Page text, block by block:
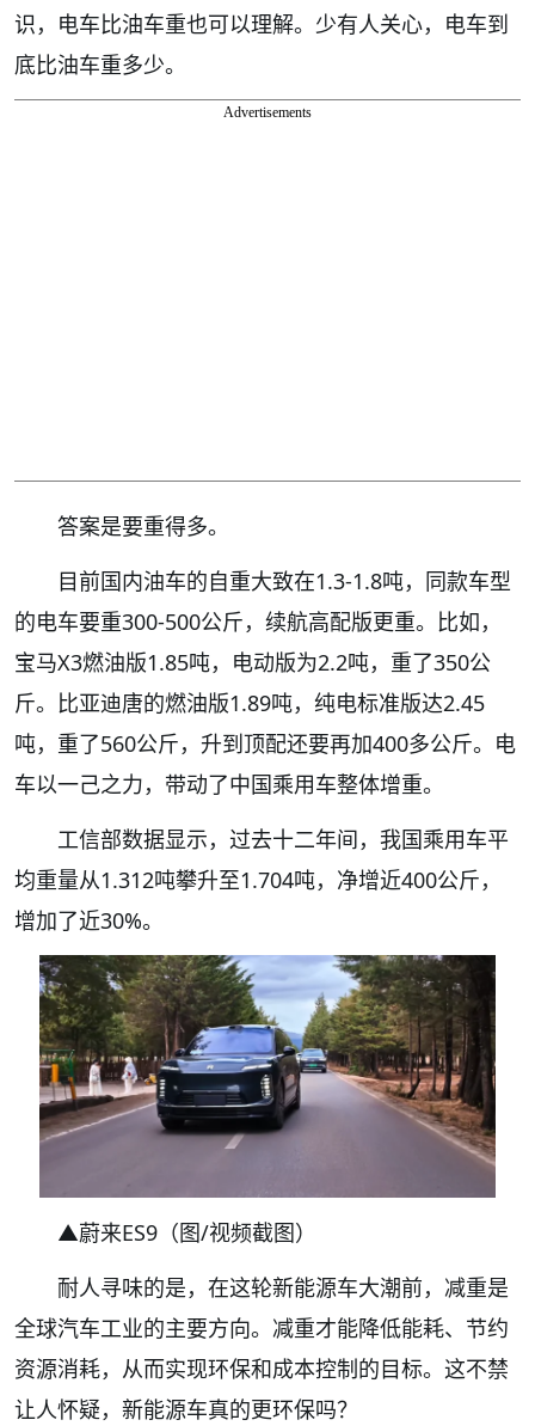
识，电车比油车重也可以理解。少有人关心，电车到
底比油车重多少。
Advertisements
答案是要重得多。
目前国内油车的自重大致在1.3-1.8吨，同款车型
的电车要重300-500公斤，续航高配版更重。比如，
宝马X3燃油版1.85吨，电动版为2.2吨，重了350公
斤。比亚迪唐的燃油版1.89吨，纯电标准版达2.45
吨，重了560公斤，升到顶配还要再加400多公斤。电
车以一己之力，带动了中国乘用车整体增重。
工信部数据显示，过去十二年间，我国乘用车平
均重量从1.312吨攀升至1.704吨，净增近400公斤，
增加了近30%。
▲蔚来ES9（图/视频截图）
耐人寻味的是，在这轮新能源车大潮前，减重是
全球汽车工业的主要方向。减重才能降低能耗、节约
资源消耗，从而实现环保和成本控制的目标。这不禁
让人怀疑，新能源车真的更环保吗？